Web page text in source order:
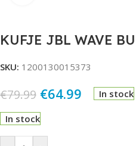
KUFJE JBL WAVE
SKU: 1200130015373
€79.99 €64.99 In stock
In stock
Alternative: